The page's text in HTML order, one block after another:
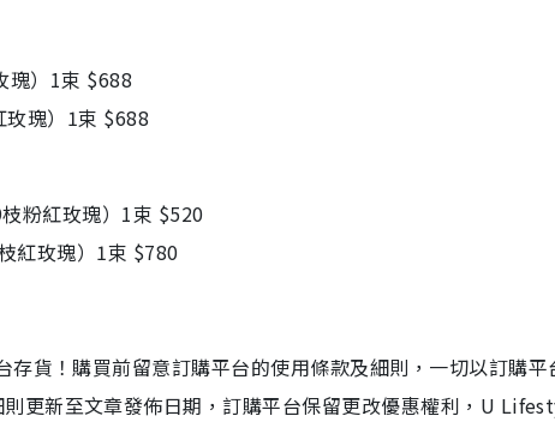
瑰）1束 $688
玫瑰）1束 $688
紅玫瑰）1束 $520
玫瑰）1束 $780
貨！購買前留意訂購平台的使用條款及細則，一切以訂購平
更新至文章發佈日期，訂購平台保留更改優惠權利，U